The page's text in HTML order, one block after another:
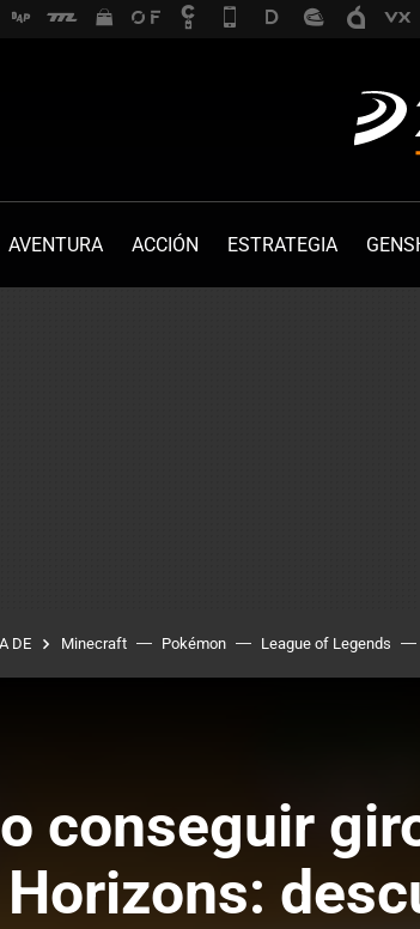
AVENTURA ACCIÓN ESTRATEGIA
DE Minecraft Pokémon League of Legends
conseguir